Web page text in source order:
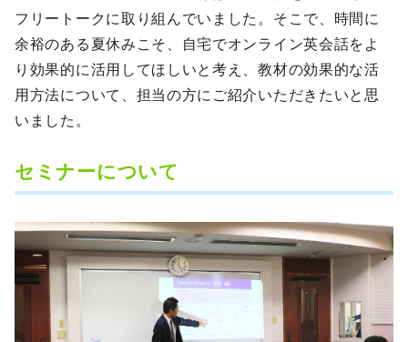
フリートークに取り組んでいました。そこで、時間に
余裕のある夏休みこそ、自宅でオンライン英会話をよ
り効果的に活用してほしいと考え、教材の効果的な活
用方法について、担当の方にご紹介いただきたいと思
いました。
セミナーについて